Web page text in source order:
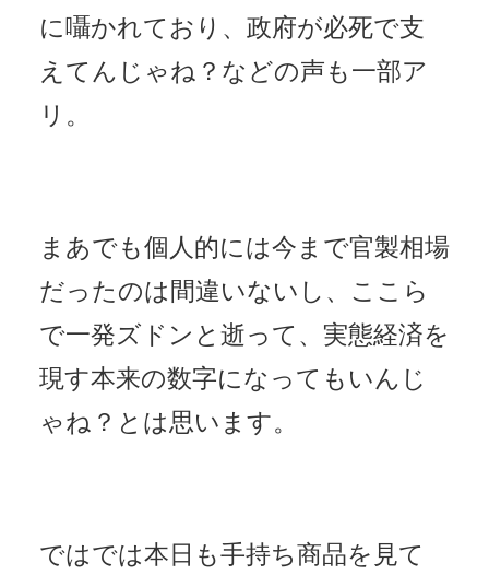
に囁かれており、政府が必死で支
えてんじゃね？などの声も一部ア
リ。
まあでも個人的には今まで官製相場
だったのは間違いないし、ここら
で一発ズドンと逝って、実態経済を
現す本来の数字になってもいんじ
ゃね？とは思います。
ではでは本日も手持ち商品を見て